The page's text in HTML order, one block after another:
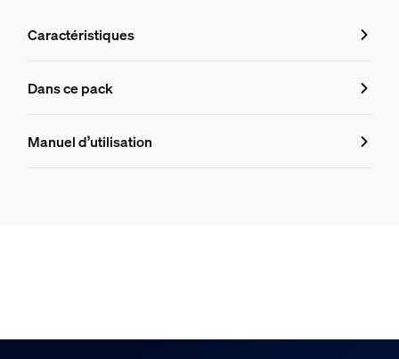
Caractéristiques
Caractéristiques
8719514875968
Dans ce pack
Manuel d’utilisation